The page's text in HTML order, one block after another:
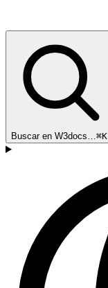
Buscar en W3docs…⌘K